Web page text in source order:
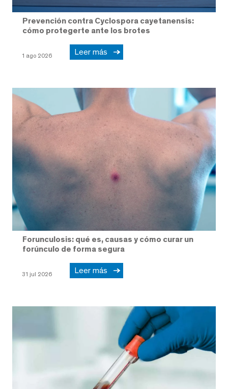
Prevención contra Cyclospora cayetanensis:
cómo protegerte ante los brotes
1 ago 2026 Leer más
Forunculosis: qué es, causas y cómo curar un
forúnculo de forma segura
31 jul 2026 Leer más